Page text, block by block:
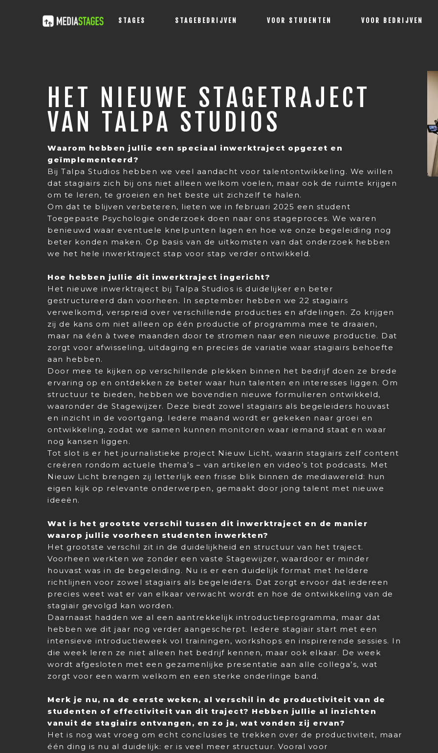
STAGES STAGEBEDRIJVEN VOOR STUDENTEN VOOR BEDRIJVEN
HET NIEUWE STAGETRAJECT
VAN TALPA STUDIOS
Waarom hebben jullie een speciaal inwerktraject opgezet en
geïmplementeerd?
Bij Talpa Studios hebben we veel aandacht voor talentontwikkeling. We willen
dat stagiairs zich bij ons niet alleen welkom voelen, maar ook de ruimte krijgen
om te leren, te groeien en het beste uit zichzelf te halen.
Om dat te blijven verbeteren, lieten we in februari 2025 een student
Toegepaste Psychologie onderzoek doen naar ons stageproces. We waren
benieuwd waar eventuele knelpunten lagen en hoe we onze begeleiding nog
beter konden maken. Op basis van de uitkomsten van dat onderzoek hebben
we het hele inwerktraject stap voor stap verder ontwikkeld.
Hoe hebben jullie dit inwerktraject ingericht?
Het nieuwe inwerktraject bij Talpa Studios is duidelijker en beter
gestructureerd dan voorheen. In september hebben we 22 stagiairs
verwelkomd, verspreid over verschillende producties en afdelingen. Zo krijgen
zij de kans om niet alleen op één productie of programma mee te draaien,
maar na één à twee maanden door te stromen naar een nieuwe productie. Dat
zorgt voor afwisseling, uitdaging en precies de variatie waar stagiairs behoefte
aan hebben.
Door mee te kijken op verschillende plekken binnen het bedrijf doen ze brede
ervaring op en ontdekken ze beter waar hun talenten en interesses liggen. Om
structuur te bieden, hebben we bovendien nieuwe formulieren ontwikkeld,
waaronder de Stagewijzer. Deze biedt zowel stagiairs als begeleiders houvast
en inzicht in de voortgang. Iedere maand wordt er gekeken naar groei en
ontwikkeling, zodat we samen kunnen monitoren waar iemand staat en waar
nog kansen liggen.
Tot slot is er het journalistieke project Nieuw Licht, waarin stagiairs zelf content
creëren rondom actuele thema’s – van artikelen en video’s tot podcasts. Met
Nieuw Licht brengen zij letterlijk een frisse blik binnen de mediawereld: hun
eigen kijk op relevante onderwerpen, gemaakt door jong talent met nieuwe
ideeën.
Wat is het grootste verschil tussen dit inwerktraject en de manier
waarop jullie voorheen studenten inwerkten?
Het grootste verschil zit in de duidelijkheid en structuur van het traject.
Voorheen werkten we zonder een vaste Stagewijzer, waardoor er minder
houvast was in de begeleiding. Nu is er een duidelijk format met heldere
richtlijnen voor zowel stagiairs als begeleiders. Dat zorgt ervoor dat iedereen
precies weet wat er van elkaar verwacht wordt en hoe de ontwikkeling van de
stagiair gevolgd kan worden.
Daarnaast hadden we al een aantrekkelijk introductieprogramma, maar dat
hebben we dit jaar nog verder aangescherpt. Iedere stagiair start met een
intensieve introductieweek vol trainingen, workshops en inspirerende sessies. In
die week leren ze niet alleen het bedrijf kennen, maar ook elkaar. De week
wordt afgesloten met een gezamenlijke presentatie aan alle collega’s, wat
zorgt voor een warm welkom en een sterke onderlinge band.
Merk je nu, na de eerste weken, al verschil in de productiviteit van de
studenten of effectiviteit van dit traject? Hebben jullie al inzichten
vanuit de stagiairs ontvangen, en zo ja, wat vonden zij ervan?
Het is nog wat vroeg om echt conclusies te trekken over de productiviteit, maar
één ding is nu al duidelijk: er is veel meer structuur. Vooral voor